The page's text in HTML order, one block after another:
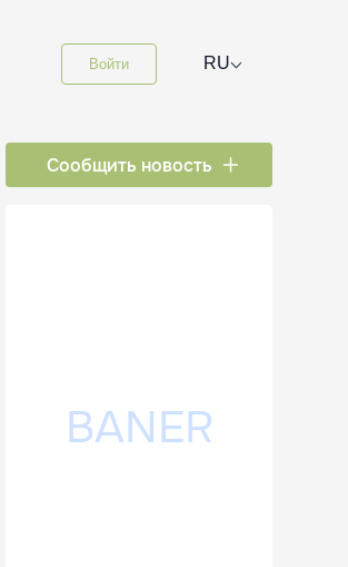
Войти RU⌵
Сообщить новость